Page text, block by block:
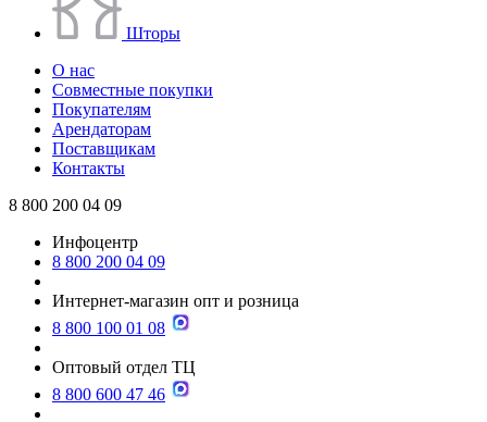
Шторы
О нас
Совместные покупки
Покупателям
Арендаторам
Поставщикам
Контакты
8 800 200 04 09
Инфоцентр
8 800 200 04 09
Интернет-магазин опт и розница
8 800 100 01 08
Оптовый отдел ТЦ
8 800 600 47 46